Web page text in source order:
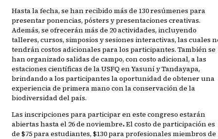
Hasta la fecha, se han recibido más de 130 resúmenes para
presentar ponencias, pósters y presentaciones creativas.
Además, se ofrecerán más de 20 actividades, incluyendo
talleres, cursos, simposios y sesiones interactivas, las cuales
tendrán costos adicionales para los participantes. También se
han organizado salidas de campo, con costo adicional, a las
estaciones científicas de la USFQ en Yasuní y Tandayapa,
brindando a los participantes la oportunidad de obtener una
experiencia de primera mano con la conservación de la
biodiversidad del país.
Las inscripciones para participar en este congreso estarán
abiertas hasta el 26 de noviembre.El costo de participación es
de $75 para estudiantes, $130 para profesionales miembros de